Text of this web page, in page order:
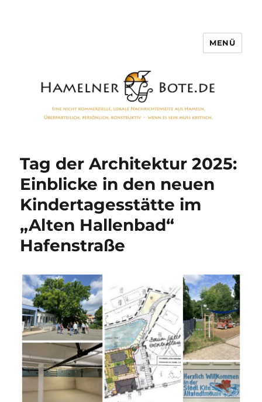
MENÜ
Tag der Architektur 2025:
Einblicke in den neuen
Kindertagesstätte im
„Alten Hallenbad“
Hafenstraße